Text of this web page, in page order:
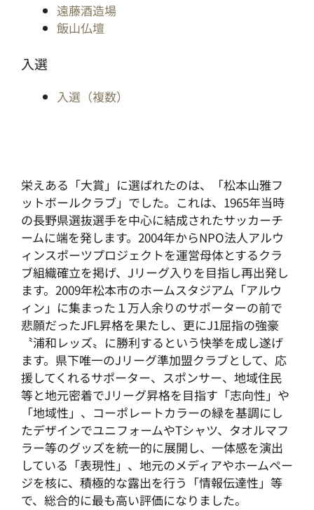
遠藤酒造場
飯山仏壇
入選
入選（複数）
栄えある「大賞」に選ばれたのは、「松本山雅フ
ットボールクラブ」でした。これは、1965年当時
の長野県選抜選手を中心に結成されたサッカーチ
ームに端を発します。2004年からNPO法人アルウ
ィンスポーツプロジェクトを運営母体とするクラ
ブ組織確立を掲げ、Jリーグ入りを目指し再出発し
ます。2009年松本市のホームスタジアム「アルウ
ィン」に集まった１万人余りのサポーターの前で
悲願だったJFL昇格を果たし、更にJ1屈指の強豪
〝浦和レッズ〟に勝利するという快挙を成し遂げ
ます。県下唯一のJリーグ準加盟クラブとして、応
援してくれるサポーター、スポンサー、地域住民
等と地元密着でJリーグ昇格を目指す「志向性」や
「地域性」、コーポレートカラーの緑を基調にし
たデザインでユニフォームやTシャツ、タオルマフ
ラー等のグッズを統一的に展開し、一体感を演出
している「表現性」、地元のメディアやホームペー
ジを核に、積極的な露出を行う「情報伝達性」等
で、総合的に最も高い評価になりました。